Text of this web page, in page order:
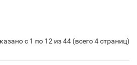
с 1 по 12 из 44 (всего 4 страниц)